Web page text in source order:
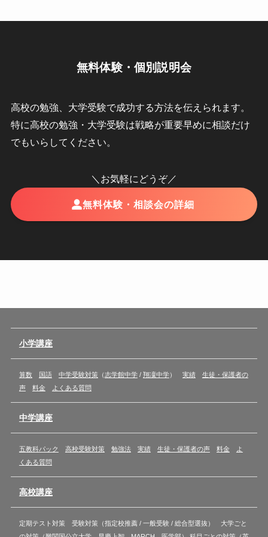
無料体験・個別説明会
高校の勉強、大学受験で成功する方法を伝えられます。
特に高校の勉強・大学受験は戦略が重要早めに相談だけ
でもいらしてください。
＼お気軽にどうぞ／
無料体験・相談会の詳細
小学講座
算数 国語 中学受験対策（志学館中学/ 翔凜中学） 実績
生徒・保護者の
声
料金 よくある質問
中学講座
五教科パック 高校受験対策 勉強法 実績 生徒・保護者の声 料金
よ
くある質問
高校講座
定期テスト対策 受験対策（指定校推薦 / 一般受験 / 総合型選抜） 大学ごと